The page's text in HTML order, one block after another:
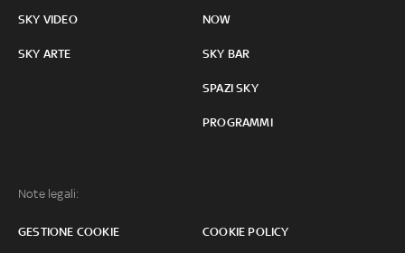
SKY VIDEO
SKY ARTE
NOW
SKY BAR
SPAZI SKY
PROGRAMMI
Note legali:
GESTIONE COOKIE COOKIE POLICY